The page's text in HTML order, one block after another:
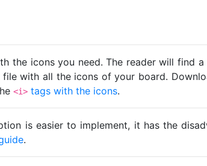
the icons you need. The reader will find
with all the icons of your board.
<i> tags with the icons.
is easier to implement, it has the
.